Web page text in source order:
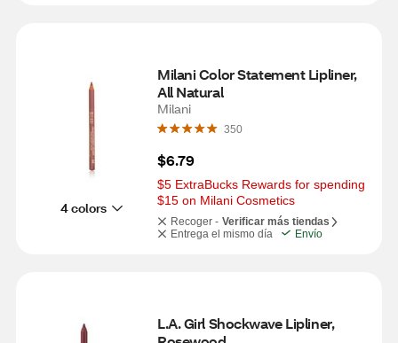
4 colors
Milani Color Statement Lipliner,
All Natural
Milani
350
$6.79
$5 ExtraBucks Rewards for spending
$15 on Milani Cosmetics
Recoger - Verificar más tiendas
Entrega el mismo día
Envío
L.A. Girl Shockwave Lipliner,